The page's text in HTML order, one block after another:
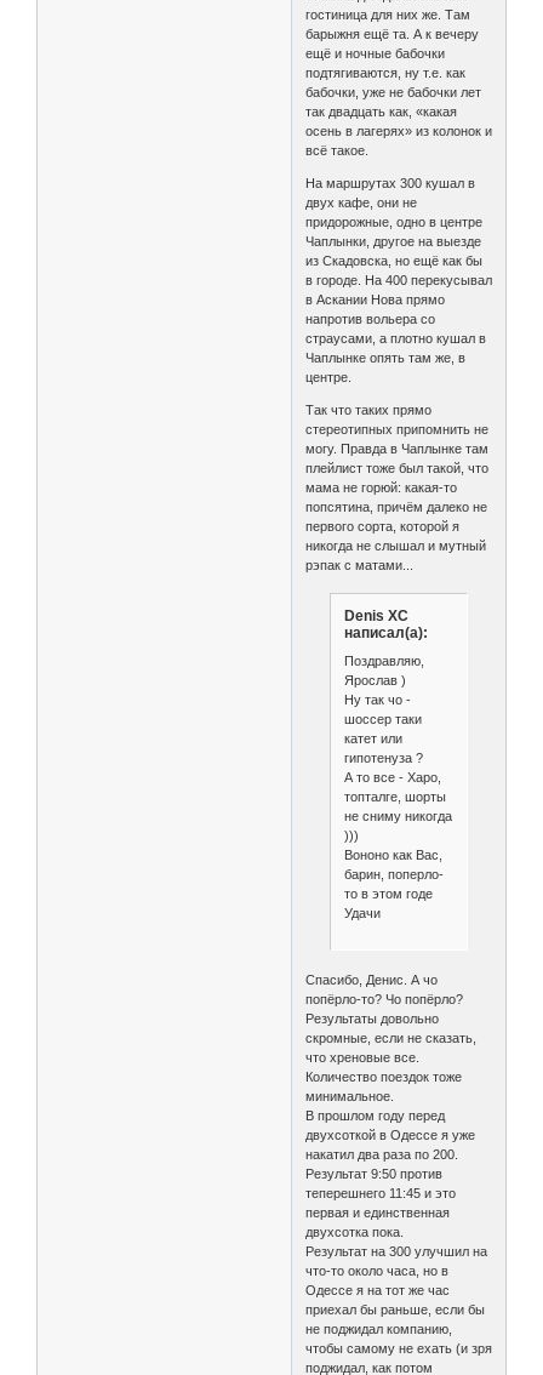
гостиница для них же. Там
барыжня ещё та. А к вечеру
ещё и ночные бабочки
подтягиваются, ну т.е. как
бабочки, уже не бабочки лет
так двадцать как, «какая
осень в лагерях» из колонок и
всё такое.
На маршрутах 300 кушал в
двух кафе, они не
придорожные, одно в центре
Чаплынки, другое на выезде
из Скадовска, но ещё как бы
в городе. На 400 перекусывал
в Аскании Нова прямо
напротив вольера со
страусами, а плотно кушал в
Чаплынке опять там же, в
центре.
Так что таких прямо
стереотипных припомнить не
могу. Правда в Чаплынке там
плейлист тоже был такой, что
мама не горюй: какая-то
попсятина, причём далеко не
первого сорта, которой я
никогда не слышал и мутный
рэпак с матами...
Denis XC
написал(а):
Поздравляю,
Ярослав )
Ну так чо -
шоссер таки
катет или
гипотенуза ?
А то все - Харо,
топталге, шорты
не сниму никогда
)))
Вононо как Вас,
барин, поперло-
то в этом годе
Удачи
Спасибо, Денис. А чо
попёрло-то? Чо попёрло?
Результаты довольно
скромные, если не сказать,
что хреновые все.
Количество поездок тоже
минимальное.
В прошлом году перед
двухсоткой в Одессе я уже
накатил два раза по 200.
Результат 9:50 против
теперешнего 11:45 и это
первая и единственная
двухсотка пока.
Результат на 300 улучшил на
что-то около часа, но в
Одессе я на тот же час
приехал бы раньше, если бы
не поджидал компанию,
чтобы самому не ехать (и зря
поджидал, как потом